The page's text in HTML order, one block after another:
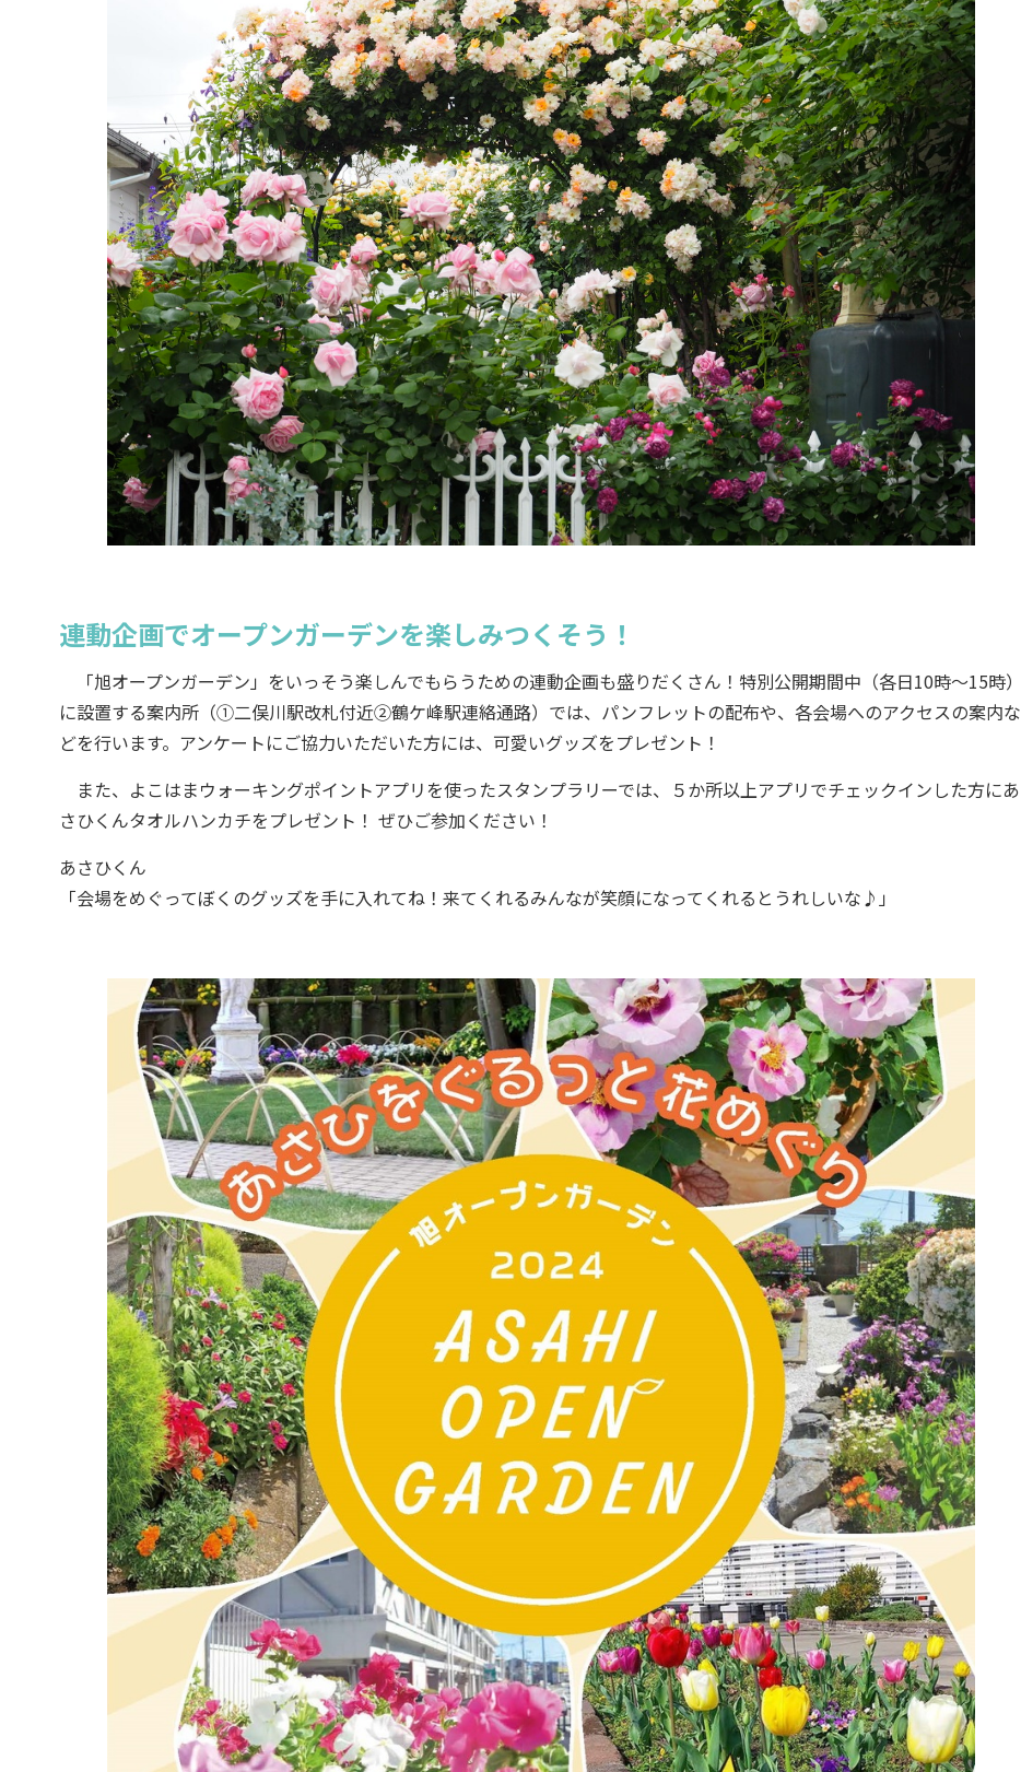
連動企画でオープンガーデンを楽しみつくそう！
「旭オープンガーデン」をいっそう楽しんでもらうための連動企画も盛りだくさん！特別公開期間中（各日10時～15時）
に設置する案内所（①二俣川駅改札付近②鶴ケ峰駅連絡通路）では、パンフレットの配布や、各会場へのアクセスの案内な
どを行います。アンケートにご協力いただいた方には、可愛いグッズをプレゼント！
また、よこはまウォーキングポイントアプリを使ったスタンプラリーでは、５か所以上アプリでチェックインした方にあ
さひくんタオルハンカチをプレゼント！ ぜひご参加ください！
あさひくん
「会場をめぐってぼくのグッズを手に入れてね！来てくれるみんなが笑顔になってくれるとうれしいな♪」